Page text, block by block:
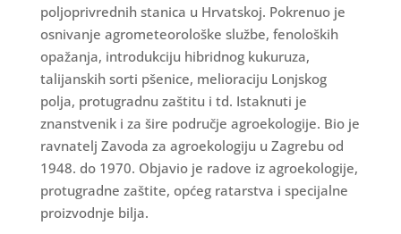
poljoprivrednih stanica u Hrvatskoj. Pokrenuo je
osnivanje agrometeorološke službe, fenoloških
opažanja, introdukciju hibridnog kukuruza,
talijanskih sorti pšenice, melioraciju Lonjskog
polja, protugradnu zaštitu i td. Istaknuti je
znanstvenik i za šire područje agroekologije. Bio je
ravnatelj Zavoda za agroekologiju u Zagrebu od
1948. do 1970. Objavio je radove iz agroekologije,
protugradne zaštite, općeg ratarstva i specijalne
proizvodnje bilja.